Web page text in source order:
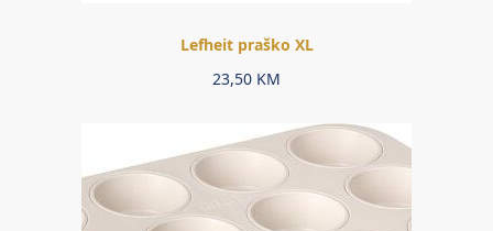
Lefheit praško XL
23,50 KM